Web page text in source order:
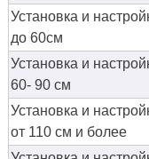
Установка и
до 60см
Установка и
60- 90 см
Установка и
от 110 см и более